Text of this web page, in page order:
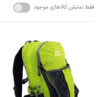
فقط نمایش کالاهای موجود